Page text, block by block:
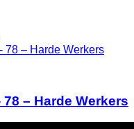
78 – Harde Werkers
– Harde Werkers